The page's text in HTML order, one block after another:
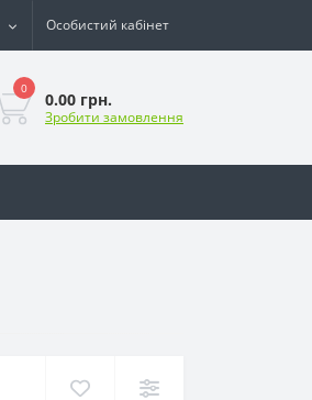
Особистий кабінет
0
0.00 грн.
Зробити замовлення